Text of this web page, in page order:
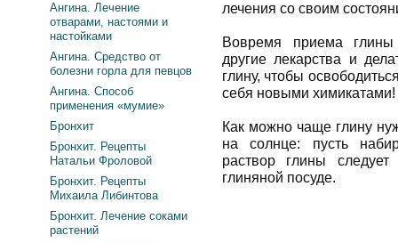
лечения со своим
Вовремя приема глины
другие лекарства и
глину, чтобы
себя новыми химикатами!
Как можно чаще глину
на солнце: пусть
раствор глины
глиняной посуде.
Ангина. Лечение
отварами, настоями и
настойками
Ангина. Средство от
болезни горла для певцов
Ангина. Способ
применения «мумие»
Бронхит
Бронхит. Рецепты
Натальи Фроловой
Бронхит. Рецепты
Михаила Либинтова
Бронхит. Лечение соками
растений